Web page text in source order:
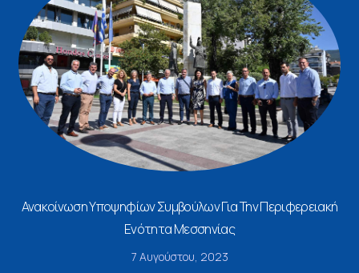
Ανακοίνωση Υποψηφίων Συμβούλων Για Την Περιφερειακή
Ενότητα Μεσσηνίας
7 Αυγούστου, 2023